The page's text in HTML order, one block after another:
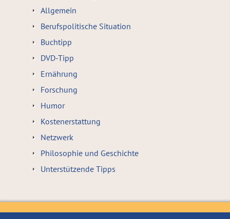
Allgemein
Berufspolitische Situation
Buchtipp
DVD-Tipp
Ernährung
Forschung
Humor
Kostenerstattung
Netzwerk
Philosophie und Geschichte
Unterstützende Tipps